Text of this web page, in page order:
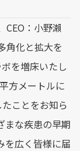
CEO：小野瀨
角化と拡大を
を増床いたし
方メートルに
ことをお知ら
な疾患の早期
を広く皆様に届